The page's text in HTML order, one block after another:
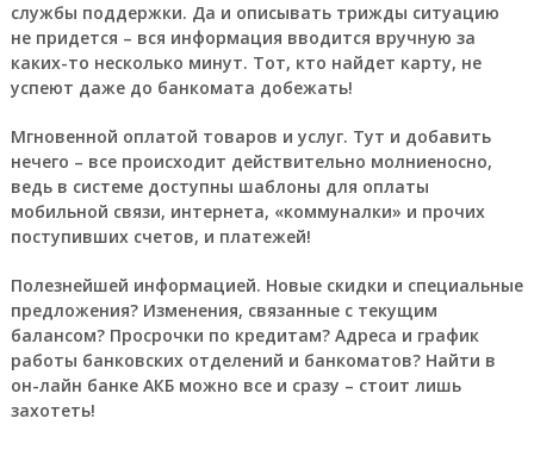
службы поддержки. Да и описывать трижды ситуацию
не придется – вся информация вводится вручную за
каких-то несколько минут. Тот, кто найдет карту, не
успеют даже до банкомата добежать!
Мгновенной оплатой товаров и услуг. Тут и добавить
нечего – все происходит действительно молниеносно,
ведь в системе доступны шаблоны для оплаты
мобильной связи, интернета, «коммуналки» и прочих
поступивших счетов, и платежей!
Полезнейшей информацией. Новые скидки и специальные
предложения? Изменения, связанные с текущим
балансом? Просрочки по кредитам? Адреса и график
работы банковских отделений и банкоматов? Найти в
он-лайн банке АКБ можно все и сразу – стоит лишь
захотеть!